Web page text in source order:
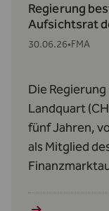
Regierung
Aufsichtsrat
30.06.26•FMA
Die
Landquart
fünf Jahren,
als Mitglied